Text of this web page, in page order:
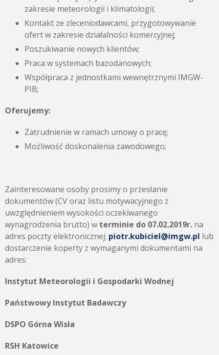
zakresie meteorologii i klimatologii;
Kontakt ze zleceniodawcami, przygotowywanie
ofert w zakresie działalności komercyjnej;
Poszukiwanie nowych klientów;
Praca w systemach bazodanowych;
Współpraca z jednostkami wewnętrznymi IMGW-
PIB;
Oferujemy:
Zatrudnienie w ramach umowy o pracę;
Możliwość doskonalenia zawodowego;
Zainteresowane osoby prosimy o przesłanie
dokumentów (CV oraz listu motywacyjnego z
uwzględnieniem wysokości oczekiwanego
wynagrodzenia brutto) w terminie do 07.02.2019r. na
adres poczty elektronicznej: piotr.kubiciel@imgw.pl lub
dostarczenie koperty z wymaganymi dokumentami na
adres:
Instytut Meteorologii i Gospodarki Wodnej
Państwowy Instytut Badawczy
DSPO Górna Wisła
RSH Katowice